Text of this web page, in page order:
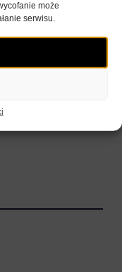
może
serwisu.
czas na odpowiedź
zapewnia, że
najszybciej